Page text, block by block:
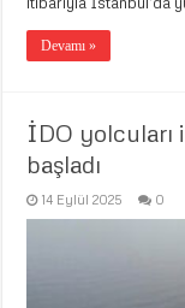
Devamı »
İDO yolcuları
başladı
14 Eylül 2025 0